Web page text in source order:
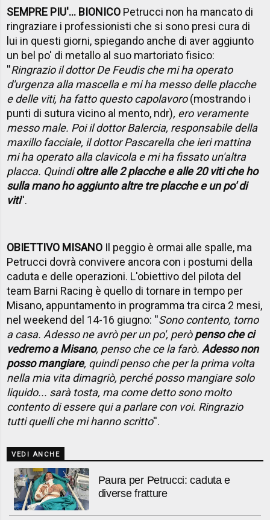
SEMPRE PIU'... BIONICO Petrucci non ha mancato di
ringraziare i professionisti che si sono presi cura di
lui in questi giorni, spiegando anche di aver aggiunto
un bel po' di metallo al suo martoriato fisico:
''Ringrazio il dottor De Feudis che mi ha operato
d'urgenza alla mascella e mi ha messo delle placche
e delle viti, ha fatto questo capolavoro(mostrando i
punti di sutura vicino al mento, ndr), ero veramente
messo male. Poi il dottor Balercia, responsabile della
maxillo facciale, il dottor Pascarella che ieri mattina
mi ha operato alla clavicola e mi ha fissato un'altra
placca. Quindioltre alle 2 placche e alle 20 viti che ho
sulla mano ho aggiunto altre tre placche e un po' di
viti''.
OBIETTIVO MISANO Il peggio è ormai alle spalle, ma
Petrucci dovrà convivere ancora con i postumi della
caduta e delle operazioni. L'obiettivo del pilota del
team Barni Racing è quello di tornare in tempo per
Misano, appuntamento in programma tra circa 2 mesi,
nel weekend del 14-16 giugno: ''Sono contento, torno
a casa. Adesso ne avrò per un po', peròpenso che ci
vedremo a Misano, penso che ce la farò.Adesso non
posso mangiare, quindi penso che per la prima volta
nella mia vita dimagriò, perché posso mangiare solo
liquido... sarà tosta, ma come detto sono molto
contento di essere qui a parlare con voi. Ringrazio
tutti quelli che mi hanno scritto''.
VEDI ANCHE
Paura per Petrucci: caduta e
diverse fratture